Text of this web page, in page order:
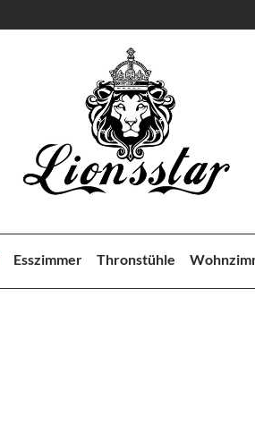
Esszimmer Thronstühle